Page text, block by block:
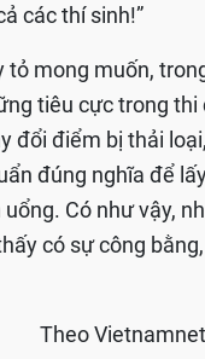
các thí sinh!”
tỏ mong muốn,
tiêu cực trong thi
đổi điểm bị thải
đúng nghĩa để
Có như vậy,
có sự công
Theo